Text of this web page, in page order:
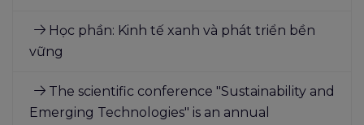
Học phần: Kinh tế xanh và phát triển bền
vững
The scientific conference "Sustainability and
Emerging Technologies" is an annual